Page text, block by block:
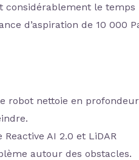
le temps
d’aspiration de 10 000
robot nettoie en
AI 2.0 et LiDAR
autour des obstacles.